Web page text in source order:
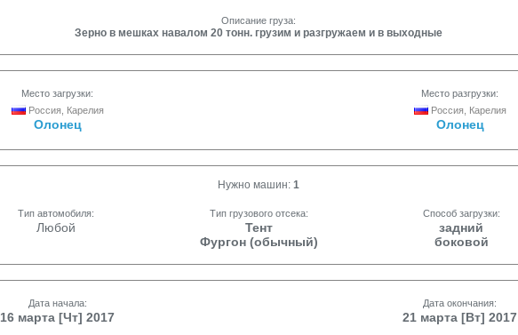
Описание груза:
Зерно в мешках навалом 20 тонн. грузим и разгружаем и в выходные
Место загрузки:
Россия, Карелия
Олонец
Место разгрузки:
Россия, Карелия
Олонец
Нужно машин: 1
Тип автомобиля:
Любой
Тип грузового отсека:
Тент
Фургон (обычный)
Способ загрузки:
задний
боковой
Дата начала:
16 марта [Чт] 2017
Дата окончания:
21 марта [Вт] 2017